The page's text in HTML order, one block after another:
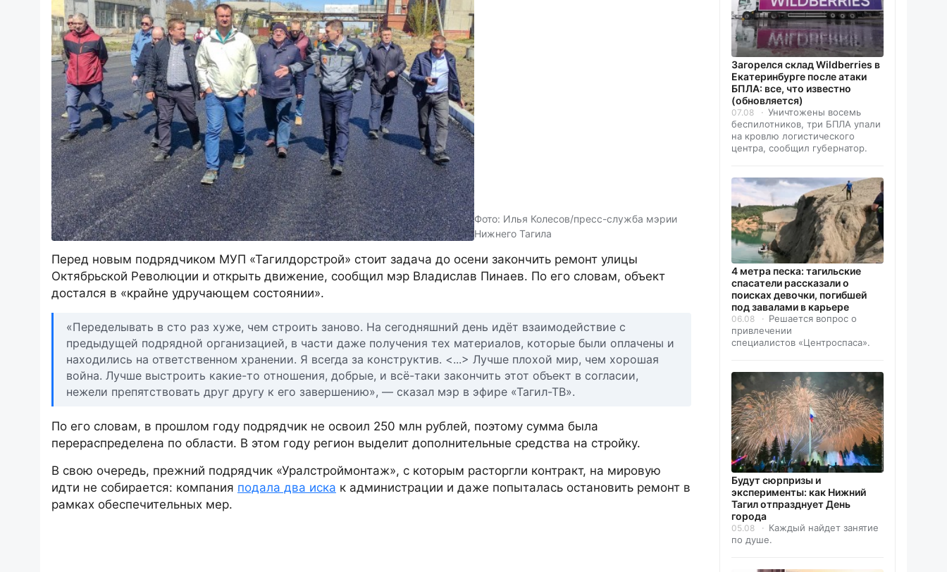
Фото: Илья Колесов/пресс-служба мэрии
Нижнего Тагила
Перед новым подрядчиком МУП «Тагилдорстрой» стоит задача до осени закончить ремонт улицы
Октябрьской Революции и открыть движение, сообщил мэр Владислав Пинаев. По его словам, объект
достался в «крайне удручающем состоянии».
«Переделывать в сто раз хуже, чем строить заново. На сегодняшний день идёт взаимодействие с
предыдущей подрядной организацией, в части даже получения тех материалов, которые были оплачены и
находились на ответственном хранении. Я всегда за конструктив. <...> Лучше плохой мир, чем хорошая
война. Лучше выстроить какие-то отношения, добрые, и всё-таки закончить этот объект в согласии,
нежели препятствовать друг другу к его завершению», — сказал мэр в эфире «Тагил-ТВ».
По его словам, в прошлом году подрядчик не освоил 250 млн рублей, поэтому сумма была
перераспределена по области. В этом году регион выделит дополнительные средства на стройку.
В свою очередь, прежний подрядчик «Уралстроймонтаж», с которым расторгли контракт, на мировую
идти не собирается: компания подала два иска к администрации и даже попыталась остановить ремонт в
рамках обеспечительных мер.
Загорелся склад Wildberries в
Екатеринбурге после атаки
БПЛА: все, что известно
(обновляется)
07.08
Уничтожены восемь
беспилотников, три БПЛА упали
на кровлю логистического
центра, сообщил губернатор.
4 метра песка: тагильские
спасатели рассказали о
поисках девочки, погибшей
под завалами в карьере
06.08
Решается вопрос о
привлечении
специалистов «Центроспаса».
Будут сюрпризы и
эксперименты: как Нижний
Тагил отпразднует День
города
05.08
Каждый найдет занятие
по душе.